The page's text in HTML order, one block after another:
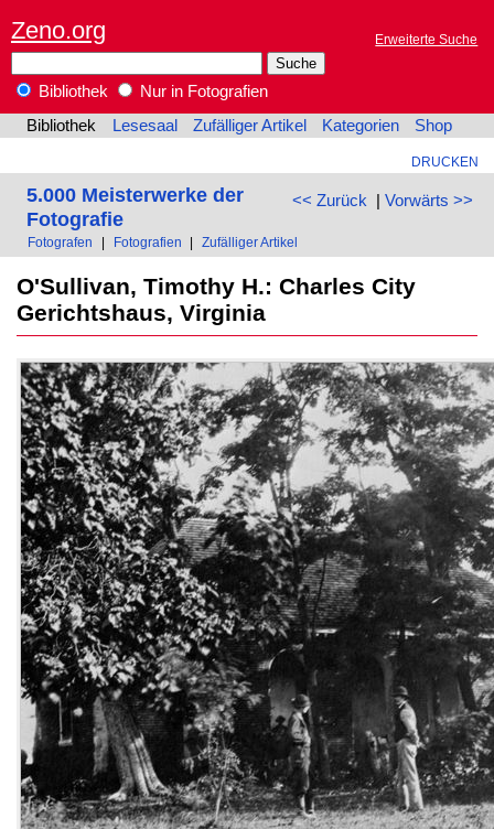
Zeno.org Erweiterte Suche
Bibliothek
Nur in Fotografien
Bibliothek
Lesesaal Zufälliger Artikel Kategorien Shop
DRUCKEN
<< Zurück | Vorwärts >>
5.000 Meisterwerke der
Fotografie
Fotografen Fotografien Zufälliger Artikel
O'Sullivan, Timothy H.: Charles City
Gerichtshaus, Virginia